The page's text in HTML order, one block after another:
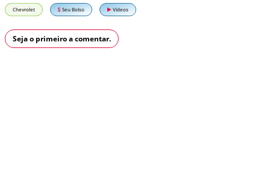
Chevrolet Seu Bolso Vídeos
Seja o primeiro a comentar.